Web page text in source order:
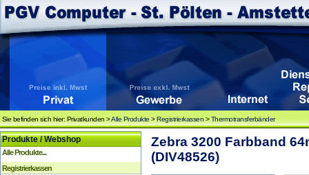
Sie befinden sich hier: Privatkunden >Alle Produkte >Registrierkassen >Thermotransferbänder
Produkte / Webshop
Alle Produkte...
Registrierkassen
Zebra 3200 Farbband
(DIV48526)